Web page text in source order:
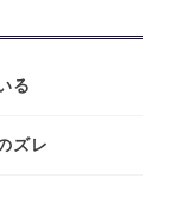
る
ズレ